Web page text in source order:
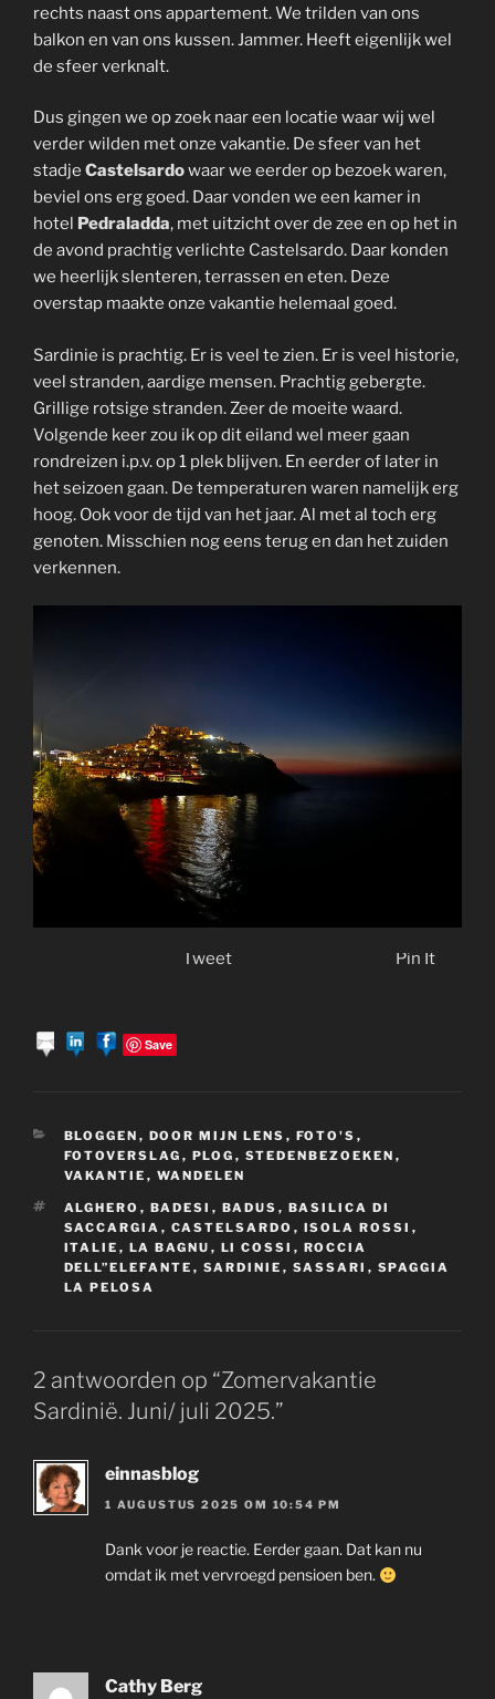
rechts naast ons appartement. We trilden van ons
balkon en van ons kussen. Jammer. Heeft eigenlijk wel
de sfeer verknalt.
Dus gingen we op zoek naar een locatie waar wij wel
verder wilden met onze vakantie. De sfeer van het
stadje Castelsardowaar we eerder op bezoek waren,
beviel ons erg goed. Daar vonden we een kamer in
hotel
Pedraladda, met uitzicht over de zee en op het in
de avond prachtig verlichte Castelsardo. Daar konden
we heerlijk slenteren, terrassen en eten. Deze
overstap maakte onze vakantie helemaal goed.
Sardinie is prachtig. Er is veel te zien. Er is veel historie,
veel stranden, aardige mensen. Prachtig gebergte.
Grillige rotsige stranden. Zeer de moeite waard.
Volgende keer zou ik op dit eiland wel meer gaan
rondreizen i.p.v. op 1 plek blijven. En eerder of later in
het seizoen gaan. De temperaturen waren namelijk erg
hoog. Ook voor de tijd van het jaar. Al met al toch erg
genoten. Misschien nog eens terug en dan het zuiden
verkennen.
Tweet Pin It
Save
CATEGORIEËN
BLOGGEN , DOOR MIJN LENS , FOTO'S ,
FOTOVERSLAG , PLOG , STEDENBEZOEKEN ,
VAKANTIE , WANDELEN
TAGS
ALGHERO , BADESI , BADUS , BASILICA DI
SACCARGIA , CASTELSARDO , ISOLA ROSSI ,
ITALIE , LA BAGNU , LI COSSI , ROCCIA
DELL”ELEFANTE , SARDINIE , SASSARI , SPAGGIA
LA PELOSA
2 antwoorden op “Zomervakantie
Sardinië. Juni/ juli 2025.”
einnasblog
1 AUGUSTUS 2025 OM 10:54 PM
Dank voor je reactie. Eerder gaan. Dat kan nu
omdat ik met vervroegd pensioen ben.
Cathy Berg